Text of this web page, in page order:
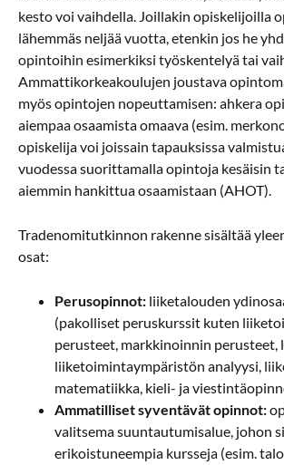
kesto voi vaihdella. Joillakin opiskelijoilla
lähemmäs neljää vuotta, etenkin jos he
opintoihin esimerkiksi työskentelyä tai
Ammattikorkeakoulujen joustava
myös opintojen nopeuttamisen: ahkera
aiempaa osaamista omaava (esim.
opiskelija voi joissain tapauksissa
vuodessa suorittamalla opintoja kesäisin
aiemmin hankittua osaamistaan (AHOT).
Tradenomitutkinnon rakenne sisältää
osat:
Perusopinnot: liiketalouden
(pakolliset peruskurssit kuten
perusteet, markkinoinnin perusteet,
liiketoimintaympäristön analyysi,
matematiikka, kieli- ja
Ammatilliset syventävät opinnot:
valitsema suuntautumisalue, johon
erikoistuneempia kursseja (esim.